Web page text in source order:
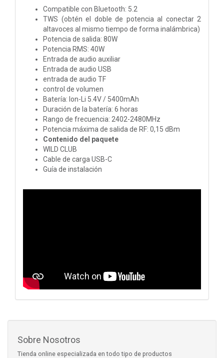
Compatible con Bluetooth: 5.2
TWS (obtén el doble de potencia al conectar 2
altavoces al mismo tiempo de forma inalámbrica)
Potencia de salida: 80W
Potencia RMS: 40W
Entrada de audio auxiliar
Entrada de audio USB
entrada de audio TF
control de volumen
Batería: Ion-Li 5.4V / 5400mAh
Duración de la batería: 6 horas
Rango de frecuencia: 2402-2480MHz
Potencia máxima de salida de RF: 0,15 dBm
Contenido del paquete
WILD CLUB
Cable de carga USB-C
Guía de instalación
Sobre Nosotros
Tienda online especializada en todo tipo de productos